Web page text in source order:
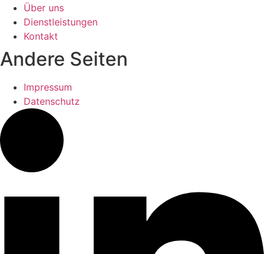
Über uns
Dienstleistungen
Kontakt
Andere Seiten
Impressum
Datenschutz